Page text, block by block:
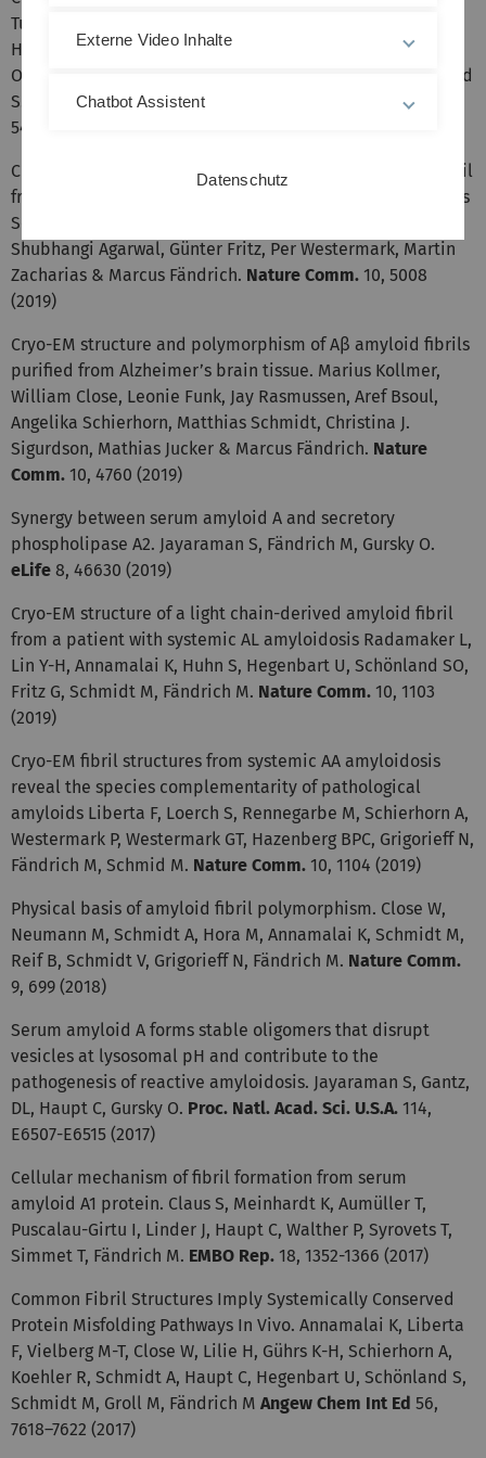
Tuomas P. J. Knowles, Hilal A. Lashuel, Ehud Gazit, Ian W.
Hamley, Thomas P. Davis, Marcus Fändrich, Daniel Erik
Otzen, Matthew R. Chapman, Christopher M. Dobson, David
S. Eisenberg and Raffaele Mezzenga.
Rev.
5473-5509 (2020)
Cryo-EM structure of a transthyretin-derived amyloid fibril
from a patient with hereditary ATTR amyloidosis. Matthias
Schmidt, Sebastian Wiese, Volkan Adak, Jonas Engler,
Shubhangi Agarwal, Günter Fritz, Per Westermark, Martin
Zacharias & Marcus Fändrich. Nature Comm. 10, 5008
(2019)
Cryo-EM structure and polymorphism of Aβ amyloid fibrils
purified from Alzheimer’s brain tissue. Marius Kollmer,
William Close, Leonie Funk, Jay Rasmussen, Aref Bsoul,
Angelika Schierhorn, Matthias Schmidt, Christina J.
Sigurdson, Mathias Jucker & Marcus Fändrich. Nature
Comm. 10, 4760 (2019)
Synergy between serum amyloid A and secretory
phospholipase A2. Jayaraman S, Fändrich M, Gursky O.
eLife 8, 46630 (2019)
Cryo-EM structure of a light chain-derived amyloid fibril
from a patient with systemic AL amyloidosis Radamaker L,
Lin Y-H, Annamalai K, Huhn S, Hegenbart U, Schönland SO,
Fritz G, Schmidt M, Fändrich M. Nature Comm. 10, 1103
(2019)
Cryo-EM fibril structures from systemic AA amyloidosis
reveal the species complementarity of pathological
amyloids Liberta F, Loerch S, Rennegarbe M, Schierhorn A,
Westermark P, Westermark GT, Hazenberg BPC, Grigorieff N,
Fändrich M, Schmid M. Nature Comm. 10, 1104 (2019)
Physical basis of amyloid fibril polymorphism. Close W,
Neumann M, Schmidt A, Hora M, Annamalai K, Schmidt M,
Reif B, Schmidt V, Grigorieff N, Fändrich M. Nature Comm.
9, 699 (2018)
Serum amyloid A forms stable oligomers that disrupt
vesicles at lysosomal pH and contribute to the
pathogenesis of reactive amyloidosis. Jayaraman S, Gantz,
DL, Haupt C, Gursky O. Proc. Natl. Acad. Sci. U.S.A. 114,
E6507-E6515 (2017)
Cellular mechanism of fibril formation from serum
amyloid A1 protein. Claus S, Meinhardt K, Aumüller T,
Puscalau-Girtu I, Linder J, Haupt C, Walther P, Syrovets T,
Simmet T, Fändrich M. EMBO Rep. 18, 1352-1366 (2017)
Common Fibril Structures Imply Systemically Conserved
Protein Misfolding Pathways In Vivo. Annamalai K, Liberta
F, Vielberg M-T, Close W, Lilie H, Gührs K-H, Schierhorn A,
Koehler R, Schmidt A, Haupt C, Hegenbart U, Schönland S,
Schmidt M, Groll M, Fändrich M Angew Chem Int Ed 56,
7618–7622 (2017)
Externe Video Inhalte
Chatbot Assistent
Datenschutz